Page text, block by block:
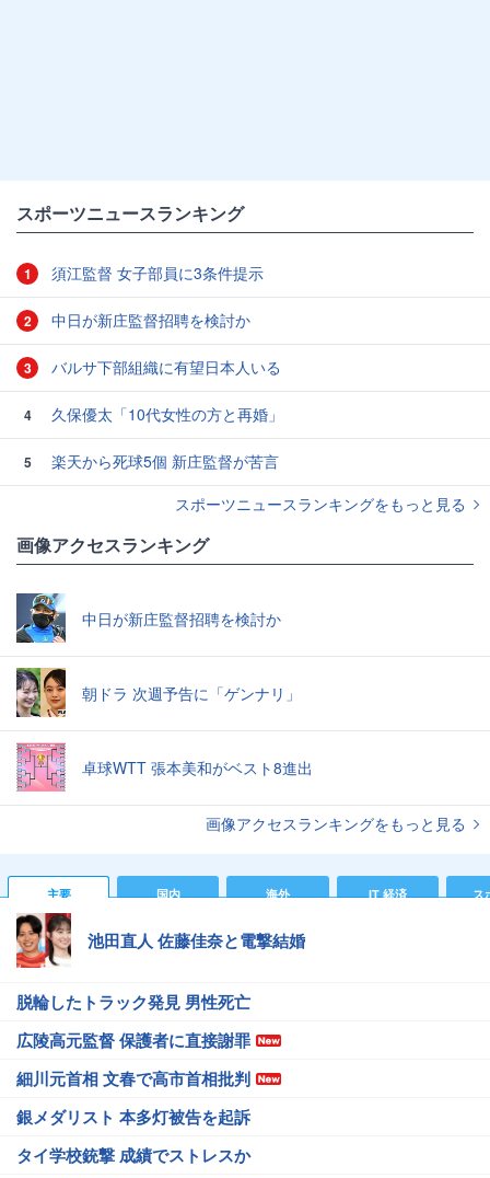
スポーツニュースランキング
1 須江監督 女子部員に3条件提示
2 中日が新庄監督招聘を検討か
3 バルサ下部組織に有望日本人いる
4 久保優太「10代女性の方と再婚」
5
楽天から死球5個 新庄監督が苦言
スポーツニュースランキングをもっと見る
画像アクセスランキング
中日が新庄監督招聘を検討か
朝ドラ 次週予告に「ゲンナリ」
卓球WTT 張本美和がベスト8進出
画像アクセスランキングをもっと見る
主要 国内 海外 IT 経済 ス
池田直人 佐藤佳奈と電撃結婚
脱輪したトラック発見 男性死亡
広陵高元監督 保護者に直接謝罪
細川元首相 文春で高市首相批判
銀メダリスト 本多灯被告を起訴
タイ学校銃撃 成績でストレスか